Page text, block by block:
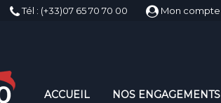
ACCUEIL
NOS ENGAGEMENTS
Tél : (+33)07 65 70 70 00 Mon compte